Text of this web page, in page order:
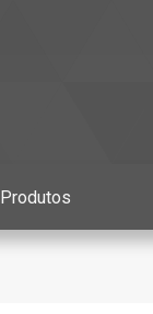
Produtos